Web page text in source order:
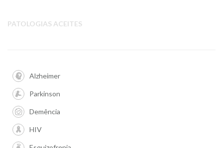
PATOLOGIAS ACEITES
Alzheimer
Parkinson
Demência
HIV